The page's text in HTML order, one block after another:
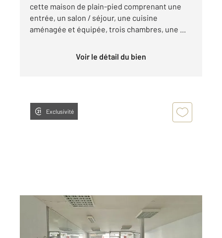
cette maison de plain-pied comprenant une
entrée, un salon / séjour, une cuisine
aménagée et équipée, trois chambres, une ...
Voir le détail du bien
Exclusivité
CHATELLERAULT 86
131,38 m2, 4 pièces
Ref : 11772